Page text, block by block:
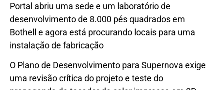
Portal abriu uma sede e um laboratório de
desenvolvimento de 8.000 pés quadrados em
Bothell e agora está procurando locais para uma
instalação de fabricação
O Plano de Desenvolvimento para Supernova exige
uma revisão crítica do projeto e teste do